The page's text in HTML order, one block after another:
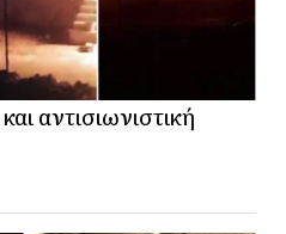
αντισιωνιστική